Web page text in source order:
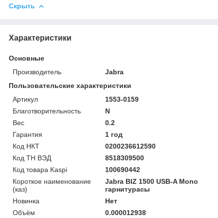
Скрыть
Характеристики
Основные
Производитель
Jabra
Пользовательские характеристики
Артикул
1553-0159
Благотворительность
N
Вес
0.2
Гарантия
1 год
Код НКТ
0200236612590
Код ТН ВЭД
8518309500
Код товара Kaspi
100690442
Короткое наименование
(каз)
Jabra BIZ 1500 USB-A Mono
гарнитурасы
Новинка
Нет
Объём
0.000012938